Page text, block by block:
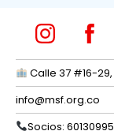
Calle 37 #16-
info@msf.org.co
Socios: